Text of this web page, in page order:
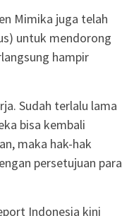
Mimika juga telah
untuk mendorong
hampir
Sudah terlalu lama
bisa kembali
maka hak-hak
persetujuan para
Indonesia kini